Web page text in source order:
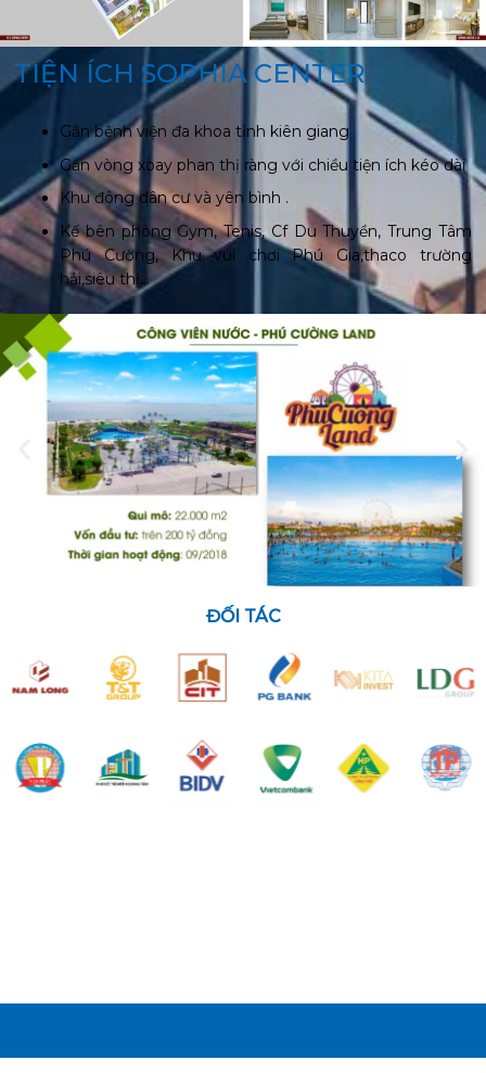
TIỆN ÍCH SOPHIA CENTER
Gần bệnh viện đa khoa tỉnh kiên giang
Gần vòng xoay phan thị ràng với chiều tiện ích kéo dài
Khu đông dân cư và yên bình .
Kế bên phòng Gym, Tenis, Cf Du Thuyền, Trung Tâm
Phú Cường, Khu vui chơi Phú Gia,thaco trường
hải,siêu thị…
ĐỐI TÁC